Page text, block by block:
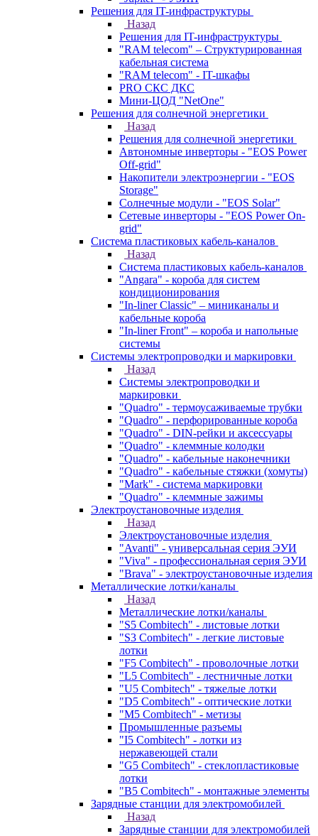
Решения для IT-инфраструктуры
Назад
Решения для IT-инфраструктуры
"RAM telecom" – Структурированная
кабельная система
"RAM telecom" - IT-шкафы
PRO СКС ДКС
Мини-ЦОД "NetOne"
Решения для солнечной энергетики
Назад
Решения для солнечной энергетики
Автономные инверторы - "EOS Power
Off-grid"
Накопители электроэнергии - "EOS
Storage"
Солнечные модули - "EOS Solar"
Сетевые инверторы - "EOS Power On-
grid"
Система пластиковых кабель-каналов
Назад
Система пластиковых кабель-каналов
"Angara" - короба для систем
кондиционирования
"In-liner Classic" – миниканалы и
кабельные короба
"In-liner Front" – короба и напольные
системы
Системы электропроводки и маркировки
Назад
Системы электропроводки и
маркировки
"Quadro" - термоусаживаемые трубки
"Quadro" - перфорированные короба
"Quadro" - DIN-рейки и аксессуары
"Quadro" - клеммные колодки
"Quadro" - кабельные наконечники
"Quadro" - кабельные стяжки (хомуты)
"Mark" - система маркировки
"Quadro" - клеммные зажимы
Электроустановочные изделия
Назад
Электроустановочные изделия
"Avanti" - универсальная серия ЭУИ
"Viva" - профессиональная серия ЭУИ
"Brava" - электроустановочные изделия
Металлические лотки/каналы
Назад
Металлические лотки/каналы
"S5 Combitech" - листовые лотки
"S3 Combitech" - легкие листовые
лотки
"F5 Combitech" - проволочные лотки
"L5 Combitech" - лестничные лотки
"U5 Combitech" - тяжелые лотки
"D5 Combitech" - оптические лотки
"M5 Combitech" - метизы
Промышленные разъемы
"I5 Combitech" - лотки из
нержавеющей стали
"G5 Combitech" - стеклопластиковые
лотки
"B5 Combitech" - монтажные элементы
Зарядные станции для электромобилей
Назад
Зарядные станции для электромобилей